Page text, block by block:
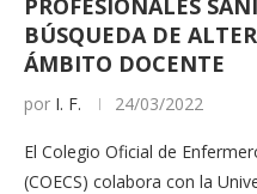
PROFESIONALES
BÚSQUEDA DE
ÁMBITO DOCENTE
por I. F. 24/03/2022
El Colegio Oficial de
(COECS) colabora con la